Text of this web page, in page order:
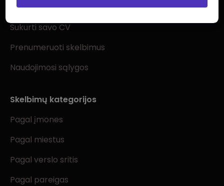
Visi darbo skelbimai
Sukurti savo CV
Prenumeruoti skelbimus
Naudojimosi sąlygos
Skelbimų kategorijos
Pagal įmones
Pagal miestus
Pagal verslo sritis
Pagal pareigas